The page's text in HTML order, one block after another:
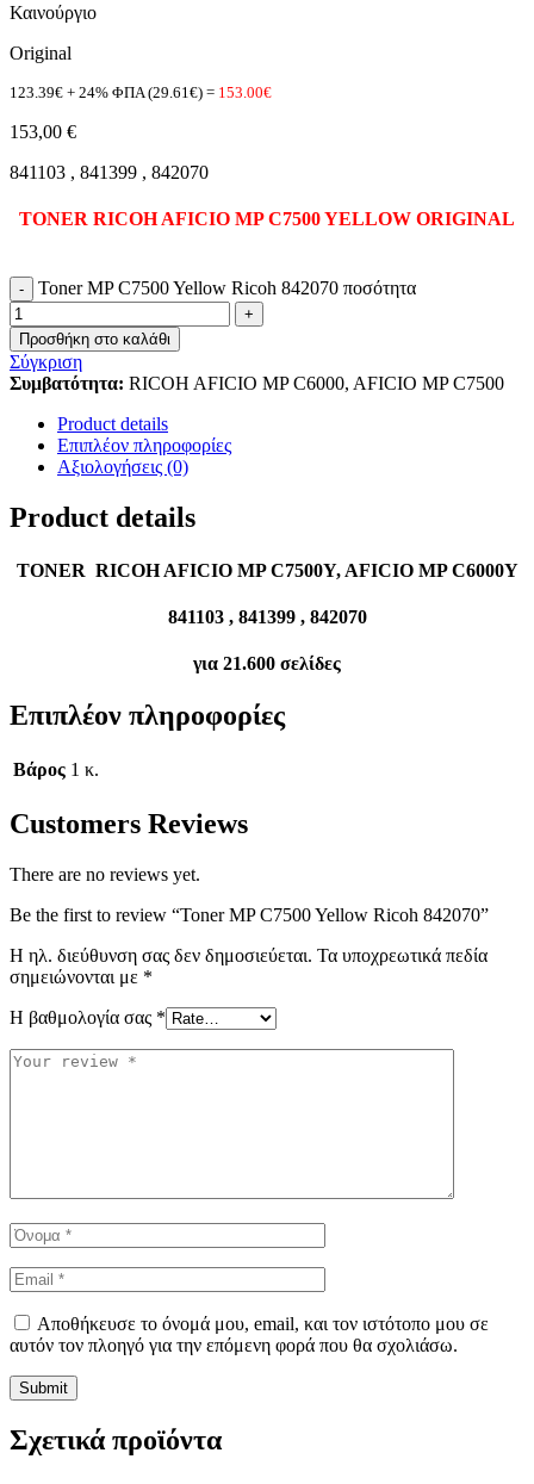
Καινούργιο
Original
123.39€ + 24% ΦΠΑ (29.61€) = 153.00€
153,00 €
841103 , 841399 , 842070
TONER RICOHAFICIO MP C7500YELLOW ORIGINAL
Toner MP C7500 Yellow Ricoh 842070 ποσότητα
Προσθήκη στο καλάθι
Σύγκριση
Συμβατότητα: RICOH AFICIO MP C6000, AFICIO MP C7500
Product details
Επιπλέον πληροφορίες
Αξιολογήσεις (0)
Product details
TONER RICOH AFICIO MP C7500Y, AFICIO MP C6000Y
841103 , 841399 , 842070
για 21.600 σελίδες
Επιπλέον πληροφορίες
Βάρος 1 κ.
Customers Reviews
There are no reviews yet.
Be the first to review “Toner MP C7500 Yellow Ricoh 842070”
Η ηλ. διεύθυνση σας δεν δημοσιεύεται. Τα υποχρεωτικά πεδία
σημειώνονται με *
Η βαθμολογία σας *
Αποθήκευσε το όνομά μου, email, και τον ιστότοπο μου σε
αυτόν τον πλοηγό για την επόμενη φορά που θα σχολιάσω.
Σχετικά προϊόντα